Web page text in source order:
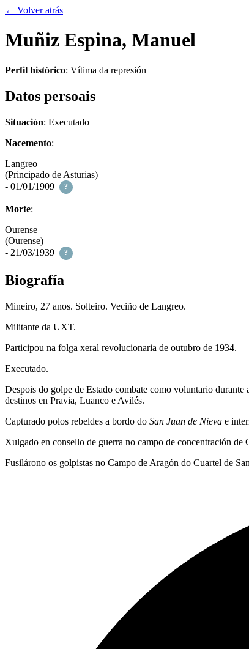
← Volver atrás
Muñiz Espina, Manuel
Perfil histórico: Vítima da represión
Datos persoais
Situación: Executado
Nacemento:
Langreo
(Principado de Asturias)
- 01/01/1909
?
Morte:
Ourense
(Ourense)
- 21/03/1939
?
Biografía
Mineiro, 27 anos. Solteiro. Veciño de Langreo.
Militante da UXT.
Participou na folga xeral revolucionaria de outubro de 1934.
Executado.
Despois do golpe de Estado combate como voluntario
destinos en Pravia, Luanco e Avilés.
Capturado polos rebeldes a bordo do San Juan de Nieva e
Xulgado en consello de guerra no campo de concentración de
Fusilárono os golpistas no Campo de Aragón do Cuartel de